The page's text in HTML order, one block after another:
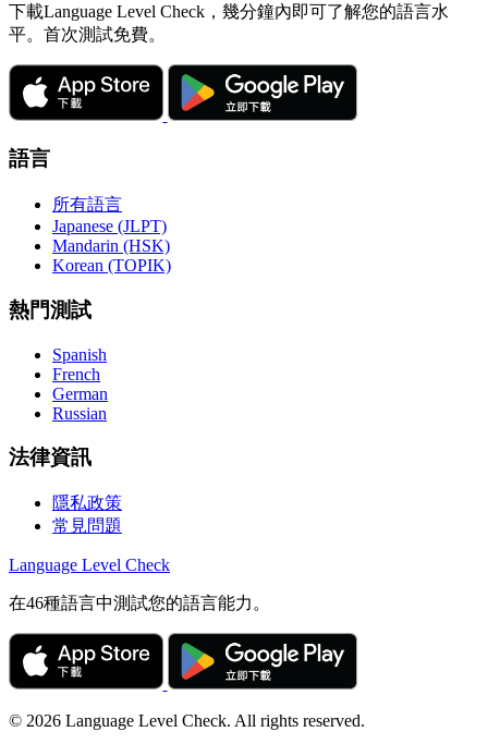
下載Language Level Check，幾分鐘內即可了解您的語言水
平。首次測試免費。
語言
所有語言
Japanese (JLPT)
Mandarin (HSK)
Korean (TOPIK)
熱門測試
Spanish
French
German
Russian
法律資訊
隱私政策
常見問題
Language Level Check
在46種語言中測試您的語言能力。
© 2026 Language Level Check. All rights reserved.